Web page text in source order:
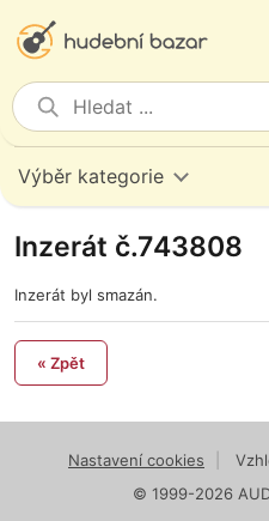
Výběr kategorie
Inzerát č.743808
Inzerát byl smazán.
« Zpět
Nastavení cookies
© 1999-2026